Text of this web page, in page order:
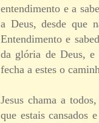
entendimento e a
a Deus, desde que
Entendimento e
da glória de Deus, e
fecha a estes o
Jesus chama a
que estais cansados